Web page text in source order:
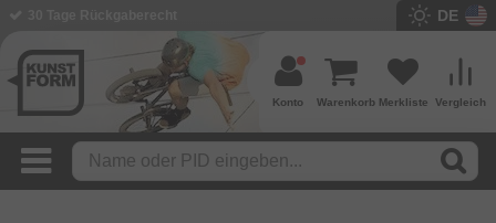
DE
Vergleich
Merkliste
Warenkorb
Konto